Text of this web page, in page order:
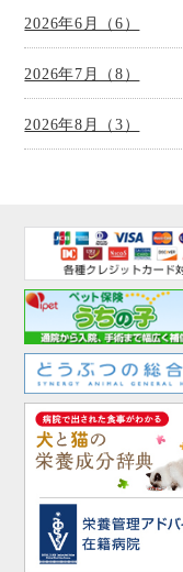
2026年6月（6）
2026年7月（8）
2026年8月（3）